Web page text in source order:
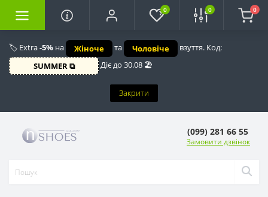
🏷️ Extra-5% на Жіноче та Чоловіче
взуття. Код:
SUMMER ⧉
Діє до 30.08 🏖️
Закрити
0 0 0
(099) 281 66 55
Замовити дзвінок